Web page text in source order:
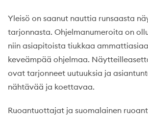
Yleisö on saanut nauttia runsaasta
tarjonnasta. Ohjelmanumeroita on
niin asiapitoista tiukkaa
keveämpää ohjelmaa.
ovat tarjonneet uutuuksia ja
nähtävää ja koettavaa.
Ruoantuottajat ja suomalainen